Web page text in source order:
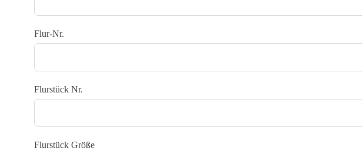
Flur-Nr.
Flurstück Nr.
Flurstück Größe